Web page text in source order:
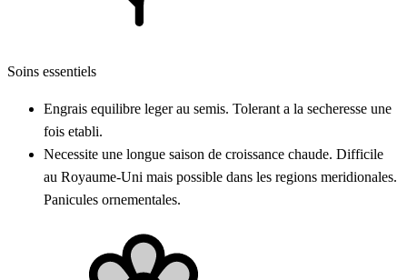
Soins essentiels
Engrais equilibre leger au semis. Tolerant a la secheresse une
fois etabli.
Necessite une longue saison de croissance chaude. Difficile
au Royaume-Uni mais possible dans les regions meridionales.
Panicules ornementales.